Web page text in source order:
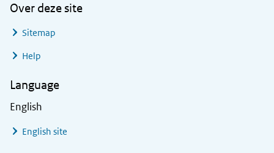
Over deze site
Sitemap
Help
Language
English
English site